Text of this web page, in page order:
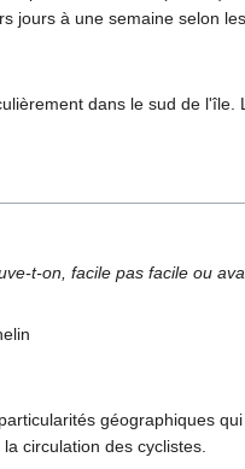
jours à une semaine selon
dans le sud de
t-on, facile pas facile ou
géographiques qui
circulation des cyclistes.